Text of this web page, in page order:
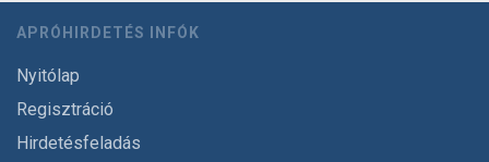
APRÓHIRDETÉS INFÓK
Nyitólap
Regisztráció
Hirdetésfeladás